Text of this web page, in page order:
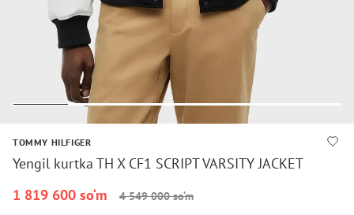
TOMMY HILFIGER
Yengil kurtka TH X CF1 SCRIPT VARSITY JACKET
1 819 600 so‘m
4 549 000 so‘m